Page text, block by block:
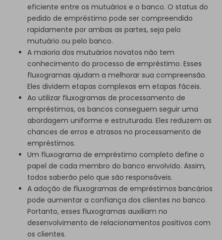
eficiente entre os mutuários e o banco. O status do
pedido de empréstimo pode ser compreendido
rapidamente por ambas as partes, seja pelo
mutuário ou pelo banco.
A maioria dos mutuários novatos não tem
conhecimento do processo de empréstimo. Esses
fluxogramas ajudam a melhorar sua compreensão.
Eles dividem etapas complexas em etapas fáceis.
Ao utilizar fluxogramas de processamento de
empréstimos, os bancos conseguem seguir uma
abordagem uniforme e estruturada. Eles reduzem as
chances de erros e atrasos no processamento de
empréstimos.
Um fluxograma de empréstimo completo define o
papel de cada membro do banco envolvido. Assim,
todos saberão pelo que são responsáveis.
A adoção de fluxogramas de empréstimos bancários
pode aumentar a confiança dos clientes no banco.
Portanto, esses fluxogramas auxiliam no
desenvolvimento de relacionamentos positivos com
os clientes.